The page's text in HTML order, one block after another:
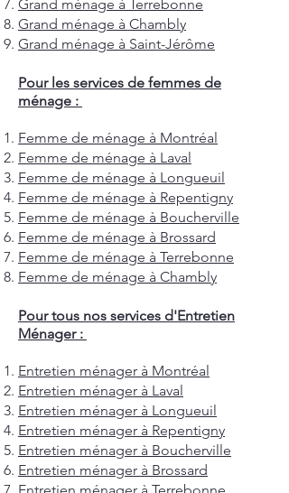
Grand ménage à Terrebonne
Grand ménage à Chambly
Grand ménage à Saint-Jérôme
Pour les services de femmes de
ménage :
Femme de ménage à Montréal
Femme de ménage à Laval
Femme de ménage à Longueuil
Femme de ménage à Repentigny
Femme de ménage à Boucherville
Femme de ménage à Brossard
Femme de ménage à Terrebonne
Femme de ménage à Chambly
Pour tous nos services d'Entretien
Ménager :
Entretien ménager à Montréal
Entretien ménager à Laval
Entretien ménager à Longueuil
Entretien ménager à Repentigny
Entretien ménager à Boucherville
Entretien ménager à Brossard